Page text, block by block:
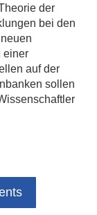
der
bei den
einer
auf der
sollen